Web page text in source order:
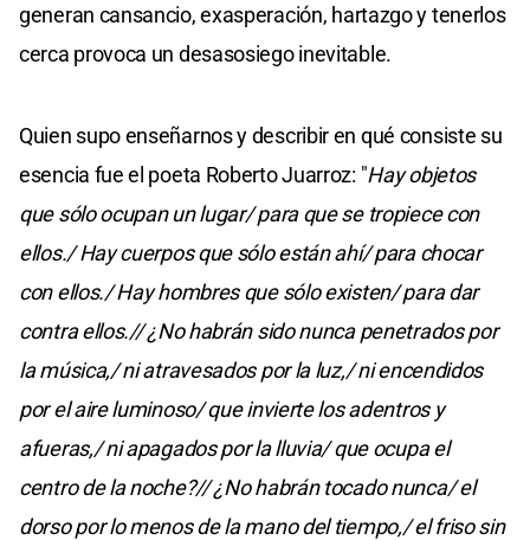
generan cansancio, exasperación, hartazgo y tenerlos
cerca provoca un desasosiego inevitable.
Quien supo enseñarnos y describir en qué consiste su
esencia fue el poeta Roberto Juarroz: "Hay objetos
que sólo ocupan un lugar/ para que se tropiece con
ellos./ Hay cuerpos que sólo están ahí/ para chocar
con ellos./ Hay hombres que sólo existen/ para dar
contra ellos.// ¿No habrán sido nunca penetrados por
la música,/ ni atravesados por la luz,/ ni encendidos
por el aire luminoso/ que invierte los adentros y
afueras,/ ni apagados por la lluvia/ que ocupa el
centro de la noche?// ¿No habrán tocado nunca/ el
dorso por lo menos de la mano del tiempo,/ el friso sin